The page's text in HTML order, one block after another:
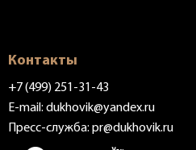
Контакты
+7 (499) 251-31-43
E-mail: dukhovik@yandex.ru
Пресс-служба: pr@dukhovik.ru